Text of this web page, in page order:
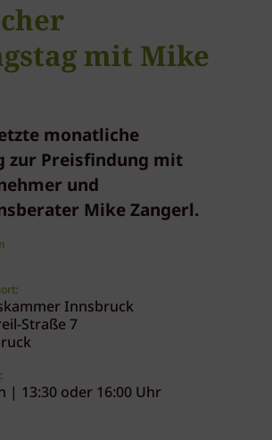
mit Mike
monatliche
zur Preisfindung mit
und
Mike Zangerl.
Innsbruck
Straße 7
| 13:30 oder 16:00 Uhr